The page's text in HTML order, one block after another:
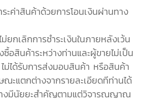
ะค่าสินค้าด้วยการโอนเงินผ่านทาง
ยกเลิกการชำระเงินในภายหลังเว้น
อสินค้าระหว่างท่านและผู้ขายไม่เป็น
ม่ได้รับการส่งมอบสินค้า หรือสินค้า
ะแตกต่างจากรายละเอียดทีท่านได้
งมีนัยยะสำคัญตามแต่วิจารณญาณ